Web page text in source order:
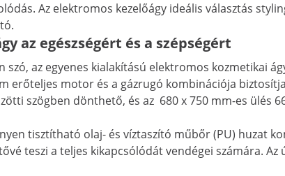
Az elektromos kezelőágy ideális választás
az egészségért és a szépségért
az egyenes kialakítású elektromos kozmetikai
erőteljes motor és a gázrugó kombinációja
szögben dönthető, és az 680 x 750 mm-es ülés
tisztítható olaj- és víztaszító műbőr (PU) huzat
teszi a teljes kikapcsólódát vendégei számára.